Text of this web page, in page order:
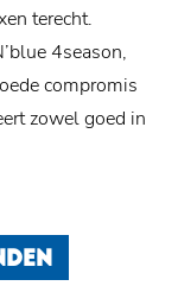
terecht.
4season,
compromis
zowel goed in